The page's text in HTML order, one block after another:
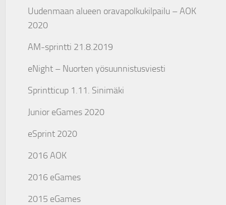
Uudenmaan alueen oravapolkukilpailu – AOK
2020
AM-sprintti 21.8.2019
eNight – Nuorten yösuunnistusviesti
Sprintticup 1.11. Sinimäki
Junior eGames 2020
eSprint 2020
2016 AOK
2016 eGames
2015 eGames